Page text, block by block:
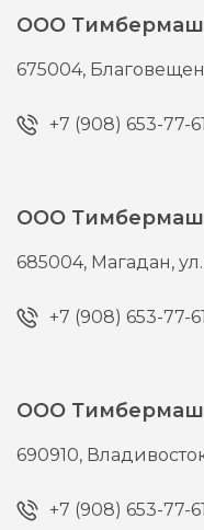
ООО Тимбермаш
675004,
+7 (908) 653-77-61
ООО Тимбермаш
685004, Магадан,
+7 (908) 653-77-61
ООО Тимбермаш
690910,
+7 (908) 653-77-61